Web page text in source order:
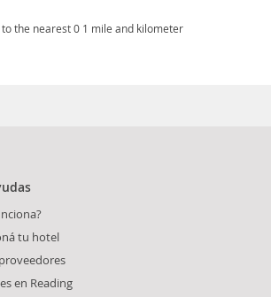
the nearest 0 1 mile and kilometer
tu hotel
en Reading